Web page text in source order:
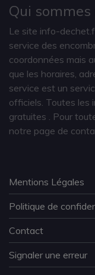
Qui sommes
Le site info-
service des
coordonnées mais
que les horaires,
service est un
officiels. Toutes les
gratuites
. Pour
notre page de
Mentions Légales
Politique de
Contact
Signaler une erreur